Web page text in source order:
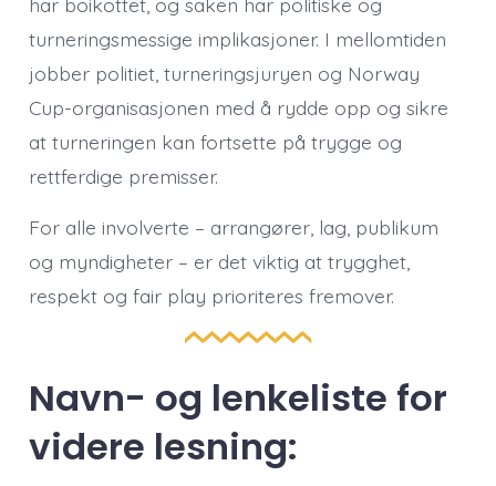
turneringsmessige implikasjoner. I mellomtiden
jobber politiet, turneringsjuryen og Norway
Cup-organisasjonen med å rydde opp og sikre
at turneringen kan fortsette på trygge og
rettferdige premisser.
For alle involverte – arrangører, lag, publikum
og myndigheter – er det viktig at trygghet,
respekt og fair play prioriteres fremover.
Navn- og lenkeliste for
videre lesning: